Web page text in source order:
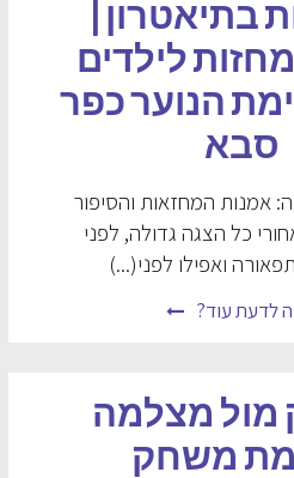
בתיאטרון |
לילדים
הנוער כפר
סבא
אמנות המחזאות והסיפור
כל הצגה גדולה, לפני
ואפילו לפני(...)
לדעת עוד?
מצלמה
משחק